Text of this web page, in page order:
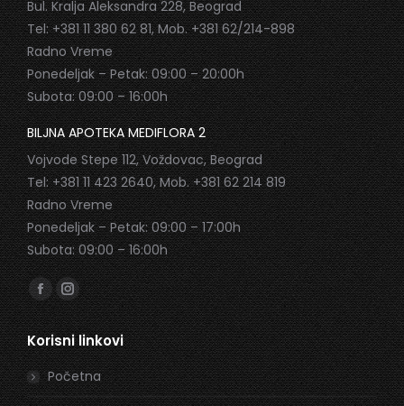
Bul. Kralja Aleksandra 228, Beograd
Tel: +381 11 380 62 81, Mob. +381 62/214-898
Radno Vreme
Ponedeljak – Petak: 09:00 – 20:00h
Subota: 09:00 – 16:00h
BILJNA APOTEKA MEDIFLORA 2
Vojvode Stepe 112, Voždovac, Beograd
Tel: +381 11 423 2640, Mob. +381 62 214 819
Radno Vreme
Ponedeljak – Petak: 09:00 – 17:00h
Subota: 09:00 – 16:00h
Find us on:
Facebook
page
opens
in
new
Instagram
page
opens
in
new
Korisni linkovi
Početna